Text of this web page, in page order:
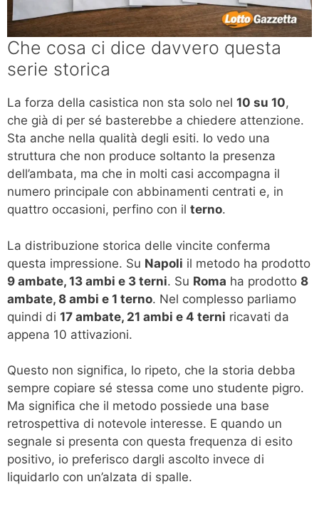
Che cosa ci dice davvero questa
serie storica
La forza della casistica non sta solo nel 10 su 10,
che già di per sé basterebbe a chiedere attenzione.
Sta anche nella qualità degli esiti. Io vedo una
struttura che non produce soltanto la presenza
dell’ambata, ma che in molti casi accompagna il
numero principale con abbinamenti centrati e, in
quattro occasioni, perfino con il terno.
La distribuzione storica delle vincite conferma
questa impressione. Su Napoli il metodo ha prodotto
9 ambate, 13 ambi e 3 terni. Su Roma ha prodotto 8
ambate, 8 ambi e 1 terno. Nel complesso parliamo
quindi di 17 ambate, 21 ambi e 4 terni ricavati da
appena 10 attivazioni.
Questo non significa, lo ripeto, che la storia debba
sempre copiare sé stessa come uno studente pigro.
Ma significa che il metodo possiede una base
retrospettiva di notevole interesse. E quando un
segnale si presenta con questa frequenza di esito
positivo, io preferisco dargli ascolto invece di
liquidarlo con un’alzata di spalle.